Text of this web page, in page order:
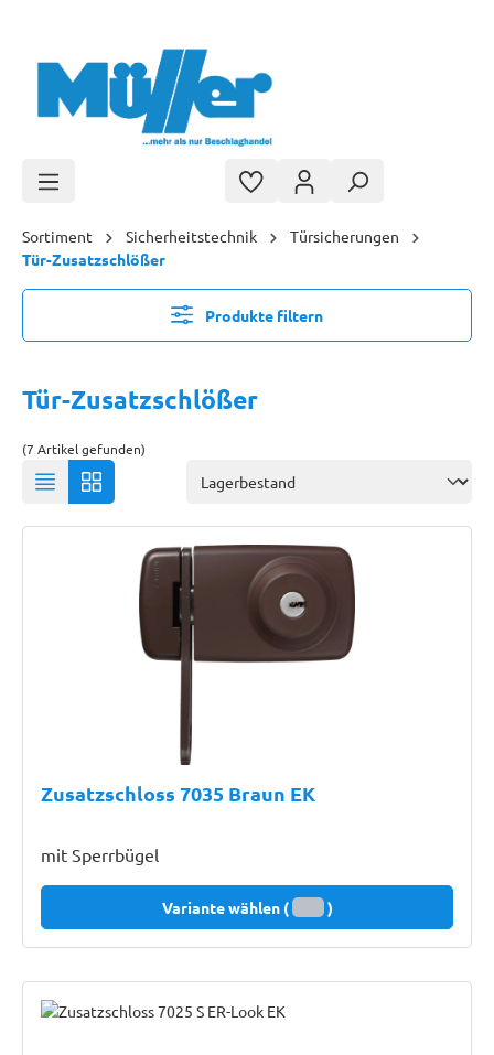
Sortiment Sicherheitstechnik
Türsicherungen
Tür-Zusatzschlößer
Produkte filtern
Tür-Zusatzschlößer
(7 Artikel gefunden)
Zusatzschloss 7035 Braun EK
mit Sperrbügel
Variante wählen ( )